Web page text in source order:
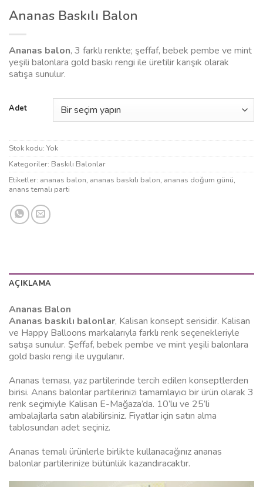
Ananas Baskılı Balon
Ananas balon, 3 farklı renkte; şeffaf, bebek pembe ve mint
yeşili balonlara gold baskı rengi ile üretilir karışık olarak
satışa sunulur.
Adet
Stok kodu: Yok
Kategoriler: Baskılı Balonlar
Etiketler: ananas balon, ananas baskılı balon, ananas doğum günü,
anans temalı parti
AÇIKLAMA
Ananas Balon
Ananas baskılı balonlar, Kalisan konsept serisidir. Kalisan
ve Happy Balloons markalarıyla farklı renk seçenekleriyle
satışa sunulur. Şeffaf, bebek pembe ve mint yeşili balonlara
gold baskı rengi ile uygulanır.
Ananas teması, yaz partilerinde tercih edilen konseptlerden
birisi. Anans balonlar partilerinizi tamamlayıcı bir ürün olarak 3
renk seçimiyle Kalisan E-Mağaza’da. 10’lu ve 25’li
ambalajlarla satın alabilirsiniz. Fiyatlar için satın alma
tablosundan adet seçiniz.
Ananas temalı ürünlerle birlikte kullanacağınız ananas
balonlar partilerinize bütünlük kazandıracaktır.